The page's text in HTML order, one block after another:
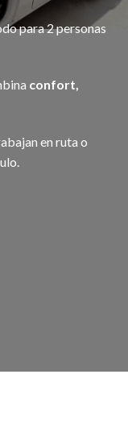
para 2 personas
confort,
en ruta o